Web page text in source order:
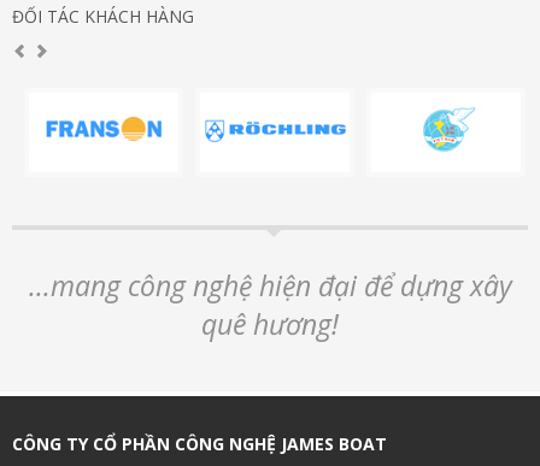
ĐỐI TÁC KHÁCH HÀNG
...mang công nghệ hiện đại để dựng xây
quê hương!
CÔNG TY CỔ PHẦN CÔNG NGHỆ JAMES BOAT